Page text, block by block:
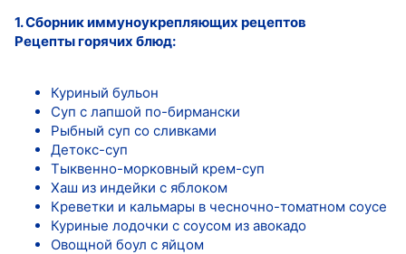
1. Сборник иммуноукрепляющих рецептов
Рецепты горячих блюд:
Куриный бульон
Суп с лапшой по-бирмански
Рыбный суп со сливками
Детокс-суп
Тыквенно-морковный крем-суп
Хаш из индейки с яблоком
Креветки и кальмары в чесночно-томатном соусе
Куриные лодочки с соусом из авокадо
Овощной боул с яйцом